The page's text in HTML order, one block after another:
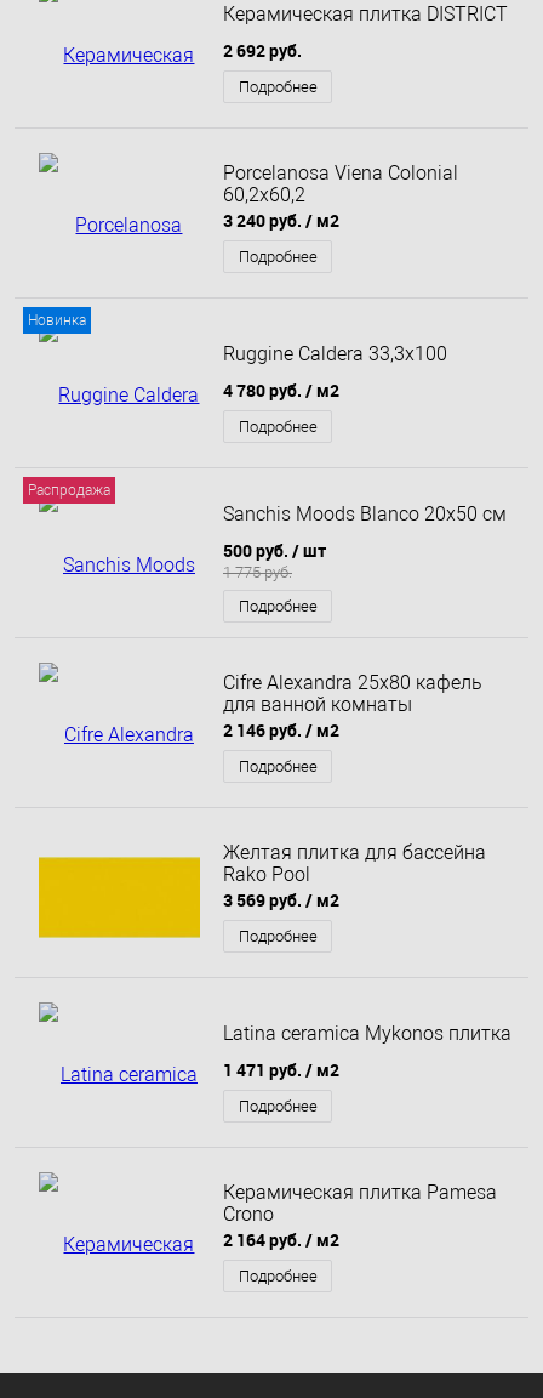
Керамическая плитка DISTRICT
2 692 руб.
Подробнее
Porcelanosa Viena Colonial
60,2х60,2
3 240 руб. / м2
Подробнее
Новинка
Ruggine Caldera 33,3x100
4 780 руб. / м2
Подробнее
Распродажа
Sanchis Moods Blanco 20x50 см
500 руб. / шт
1 775 руб.
Подробнее
Cifre Alexandra 25x80 кафель
для ванной комнаты
2 146 руб. / м2
Подробнее
Желтая плитка для бассейна
Rako Pool
3 569 руб. / м2
Подробнее
Latina ceramica Mykonos плитка
1 471 руб. / м2
Подробнее
Керамическая плитка Pamesa
Crono
2 164 руб. / м2
Подробнее